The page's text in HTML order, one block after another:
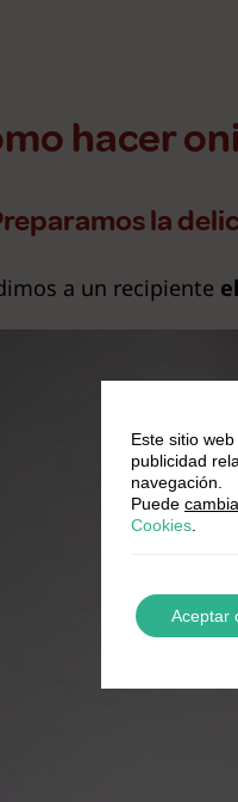
hacer
la
a un recipiente el
Este sitio
publicidad
navegación.
Puede
Cookies
Aceptar